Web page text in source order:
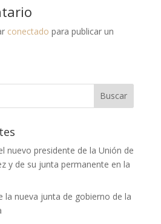
conectado para publicar un
nuevo presidente de la Unión de
y de su junta permanente en la
la nueva junta de gobierno de la